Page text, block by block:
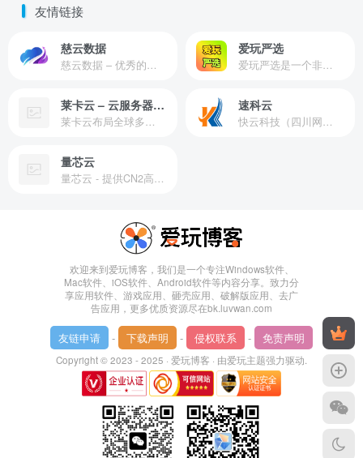
友情链接
慈云数据
慈云数据 – 优秀的云服务器服务商，提供最具有性价比的产品。慈云数据是开发者必不可少的良心云
爱玩严选
爱玩严选是一个非常有保障且性价比极高的虚拟商城，包括但不限于苹果证书、技术指导、会员充值等多种虚拟服务！
莱卡云 – 云服务器提供商
莱卡云布局全球多个地理区域。提供服务有：境外云服务器、国内云服务器、独立服务器、服务器托管、CDN、SSL证书、游戏服务器等业务。
速科云
快云科技（四川网联快云科技有限公司）成立于2021年，主营互联网业务平台服务提供商。公司专注为用户提供低价高性能云计算产品，致力于云计算应用的易用性开发，并引导云计算在国内普及
量芯云
量芯云 - 提供CN2高速香港美国云服务器&专业高防服务器租用等云服务器供应商
欢迎来到爱玩博客，我们是一个专注Windows软件、
Mac软件、iOS软件、Android软件等内容分享。致力分
享应用软件、游戏应用、砸壳应用、破解版应用、去广
告应用，更多优质资源尽在bk.luvwan.com
友链申请 - 下载声明 - 侵权联系 - 免责声明
Copyright © 2023 - 2025 · 爱玩博客 · 由爱玩主题强力驱动.